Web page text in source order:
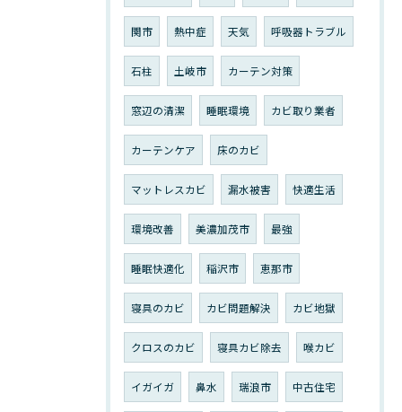
関市 熱中症 天気 呼吸器トラブル
石柱 土岐市 カーテン対策
窓辺の清潔 睡眠環境 カビ取り業者
カーテンケア 床のカビ
マットレスカビ 漏水被害 快適生活
環境改善 美濃加茂市 最強
睡眠快適化 稲沢市 恵那市
寝具のカビ カビ問題解決 カビ地獄
クロスのカビ 寝具カビ除去 喉カビ
イガイガ 鼻水 瑞浪市 中古住宅